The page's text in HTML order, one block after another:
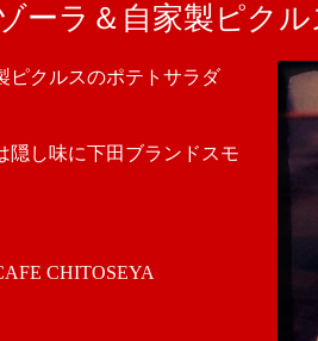
ーラ＆自家製ピク
ピクルスのポテトサラダ
隠し味に下田ブランドスモ
CHITOSEYA